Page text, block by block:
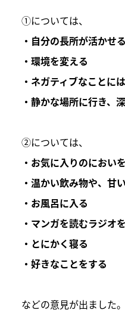
①については、
・自分の長所が活かせ
・環境を変える
・ネガティブなことに
・静かな場所に行き、
②については、
・お気に入りのにおい
・温かい飲み物や、甘
・お風呂に入る
・マンガを読むラジオ
・とにかく寝る
・好きなことをする
などの意見が出ました。